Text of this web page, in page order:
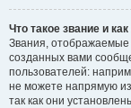
Что такое звание и
Звания,
созданных вами
пользователей:
не можете напрямую
так как они